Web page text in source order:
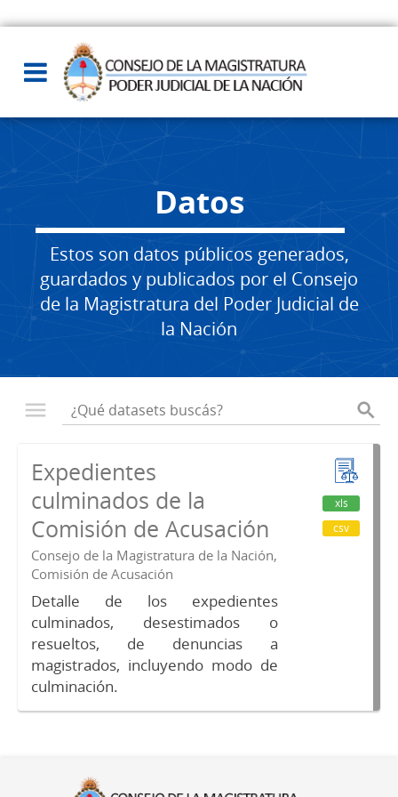
Datos
Estos son datos públicos generados,
guardados y publicados por el Consejo
de la Magistratura del Poder Judicial de
la Nación
Expedientes
culminados de la
Comisión de Acusación
Consejo de la Magistratura de la Nación,
Comisión de Acusación
Detalle de los expedientes
culminados, desestimados o
resueltos, de denuncias a
magistrados, incluyendo modo de
culminación.
xls
csv